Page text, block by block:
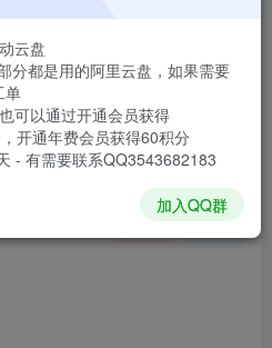
登录购买
79.32 GB
云盘
分都是用的阿里云盘，如果需要
单
可以通过开通会员获得
开通年费会员获得60积分
- 有需要联系QQ3543682183
加入QQ群